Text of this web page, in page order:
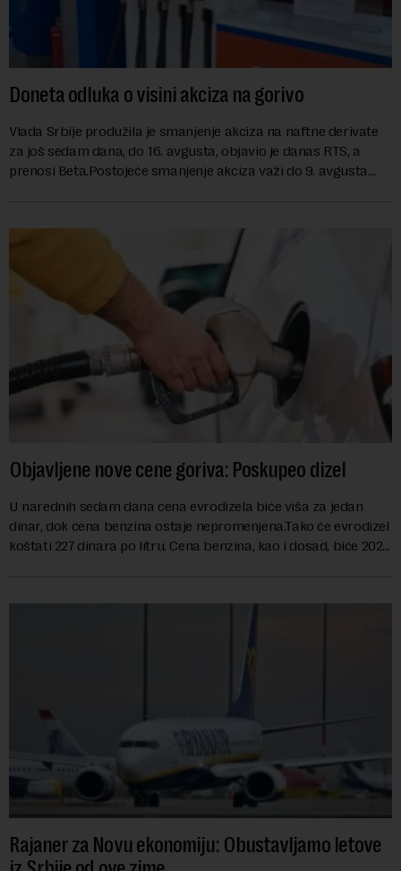
Doneta odluka o visini akciza na gorivo
Vlada Srbije produžila je smanjenje akciza na naftne derivate
za još sedam dana, do 16. avgusta, objavio je danas RTS, a
prenosi Beta.Postojeće smanjenje akciza važi do 9. avgusta
Objavljene nove cene goriva: Poskupeo dizel
U narednih sedam dana cena evrodizela biće viša za jedan
dinar, dok cena benzina ostaje nepromenjena.Tako će evrodizel
koštati 227 dinara po litru. Cena benzina, kao i dosad, biće 202
Rajaner za Novu ekonomiju: Obustavljamo letove